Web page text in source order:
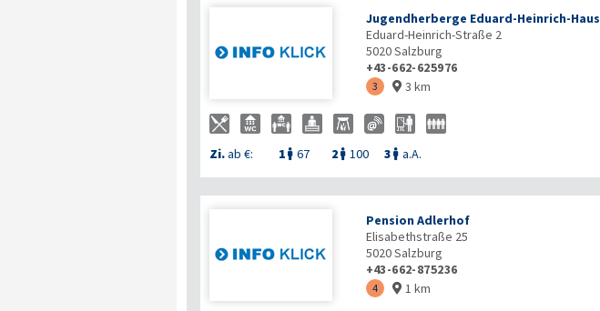
Jugendherberge Eduard-Heinrich-Haus
Eduard-Heinrich-Straße 2
5020Salzburg
+43-662-625976
3  3 km
Zi.ab €: 1  67 2  100 3  a.A.
Pension Adlerhof
Elisabethstraße 25
5020Salzburg
+43-662-875236
4  1 km